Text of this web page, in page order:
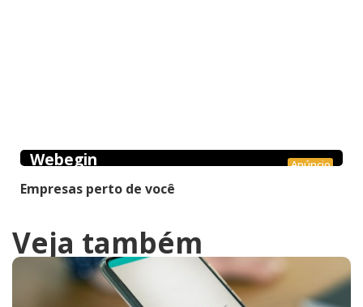
Anúncio
Webegin
Empresas perto de você
Veja também